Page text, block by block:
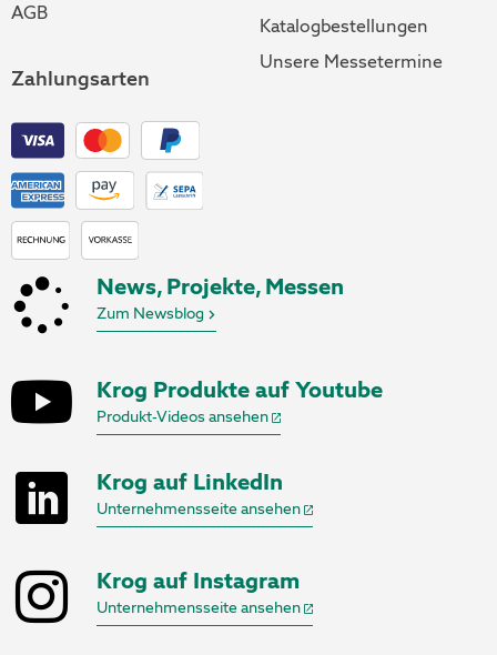
AGB
Zahlungsarten
Katalogbestellungen
Unsere Messetermine
News, Projekte, Messen
Zum Newsblog
Krog Produkte auf Youtube
Produkt-Videos ansehen
Krog auf LinkedIn
Unternehmensseite ansehen
Krog auf Instagram
Unternehmensseite ansehen